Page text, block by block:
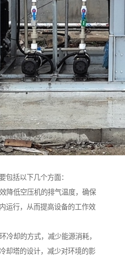
包括以下几个方面：
降低空压机的排气温度，确保
运行，从而提高设备的工作效
冷却的方式，减少能源消耗，
却塔的设计，减少对环境的影